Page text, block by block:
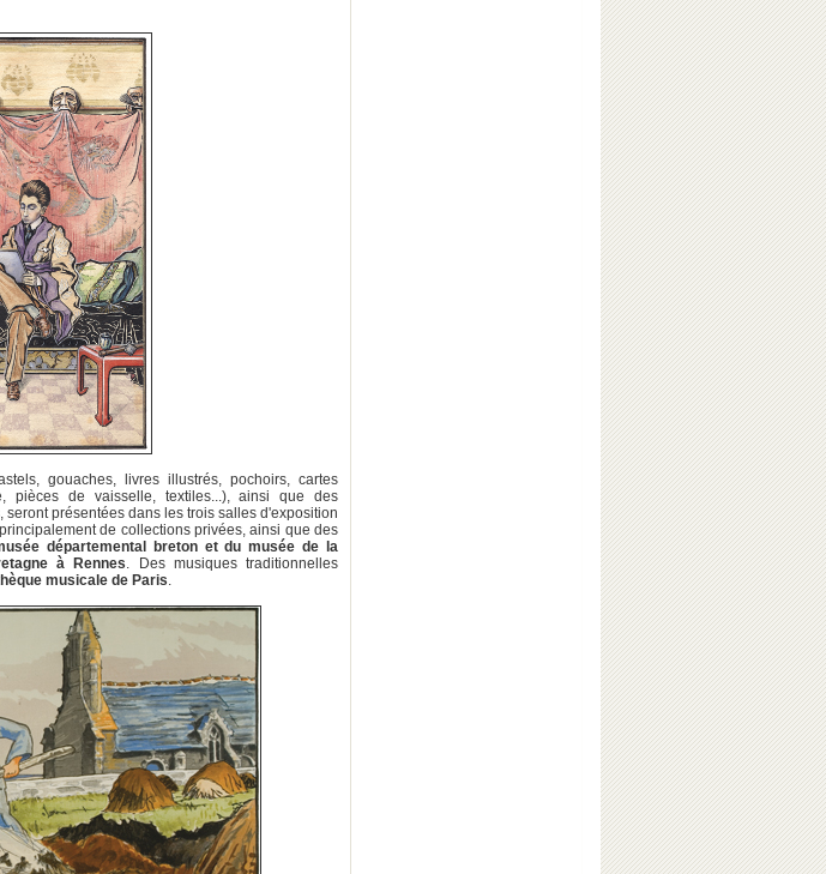
gouaches, livres illustrés, pochoirs, cartes
pièces de vaisselle, textiles...), ainsi que des
présentées dans les trois salles d'exposition
de collections privées, ainsi que des
départemental breton et du musée de la
à Rennes. Des musiques traditionnelles
musicale de Paris.